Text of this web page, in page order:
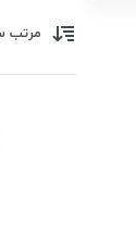
مرتب